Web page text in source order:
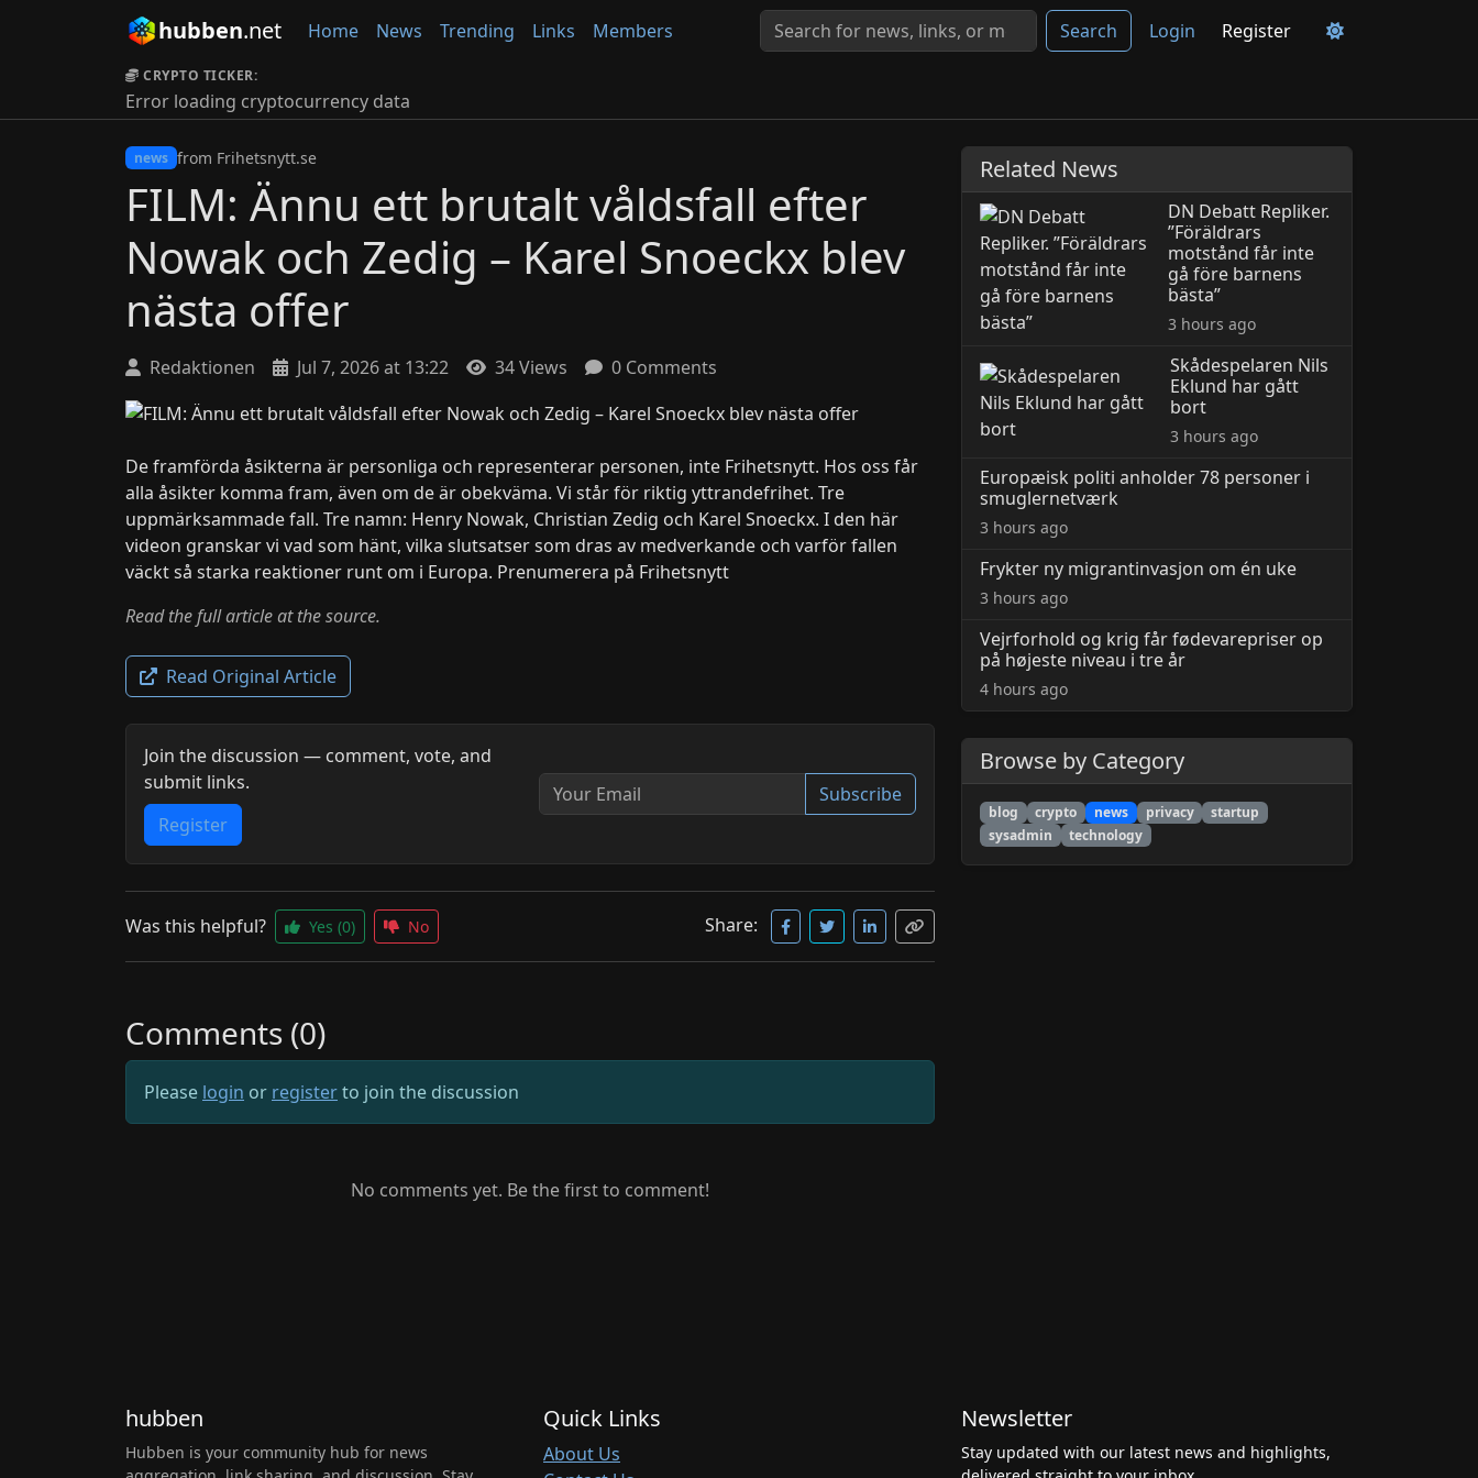
hubben.net Home News Trending Links Members Search Login Register
CRYPTO TICKER:
Error loading cryptocurrency data
news from Frihetsnytt.se
FILM: Ännu ett brutalt våldsfall efter
Nowak och Zedig – Karel Snoeckx blev
nästa offer
Redaktionen Jul 7, 2026 at 13:22 34 Views 0 Comments
De framförda åsikterna är personliga och representerar personen, inte Frihetsnytt. Hos oss får
alla åsikter komma fram, även om de är obekväma. Vi står för riktig yttrandefrihet. Tre
uppmärksammade fall. Tre namn: Henry Nowak, Christian Zedig och Karel Snoeckx. I den här
videon granskar vi vad som hänt, vilka slutsatser som dras av medverkande och varför fallen
väckt så starka reaktioner runt om i Europa. Prenumerera på Frihetsnytt
Read the full article at the source.
Read Original Article
Join the discussion — comment, vote, and
submit links.
Register
Subscribe
Was this helpful? Yes (0) No Share:
Comments (0)
Please login or registerto join the discussion
No comments yet. Be the first to comment!
Related News
DN Debatt Repliker.
”Föräldrars
motstånd får inte
gå före barnens
bästa”
3 hours ago
Skådespelaren Nils
Eklund har gått
bort
3 hours ago
Europæisk politi anholder 78 personer i
smuglernetværk
3 hours ago
Frykter ny migrantinvasjon om én uke
3 hours ago
Vejrforhold og krig får fødevarepriser op
på højeste niveau i tre år
4 hours ago
Browse by Category
blog crypto news privacy
startup
sysadmin
technology
hubben
Hubben is your community hub for news
Quick Links
About Us
Newsletter
Stay updated with our latest news and highlights,